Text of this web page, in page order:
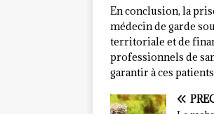
En conclusion, la
médecin de garde
territoriale et de
professionnels de
garantir à ces